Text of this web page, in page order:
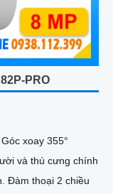
PRO
xoay 355°
và thú cưng chính
Đàm thoại 2 chiều